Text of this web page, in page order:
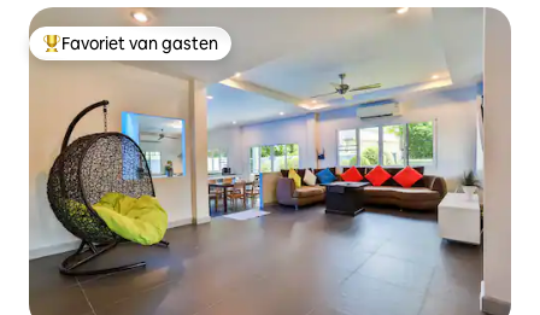
Topfavoriet van gasten
Favoriet van gasten